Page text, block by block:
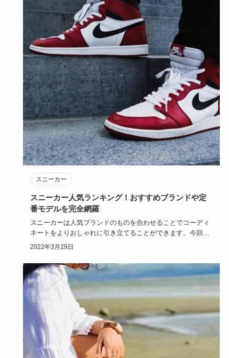
スニーカー
スニーカー人気ランキング！おすすめブランドや定
番モデルを完全網羅
スニーカーは人気ブランドのものを合わせることでコーディ
ネートをよりおしゃれに引き立てることができます。今回は
そんな人気の高…
2022年3月29日